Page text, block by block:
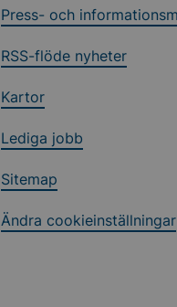
Press- och
RSS-flöde nyheter
Kartor
Lediga jobb
Sitemap
Ändra cookieinställningar